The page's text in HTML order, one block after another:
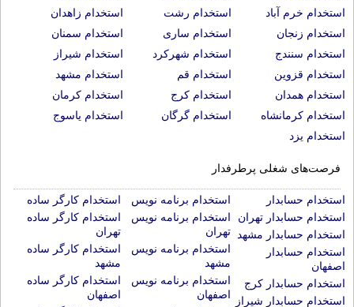
استخدام خرم آباد
استخدام رشت
استخدام زاهدان
استخدام زنجان
استخدام ساری
استخدام سمنان
استخدام سنندج
استخدام شهرکرد
استخدام شیراز
استخدام قزوین
استخدام قم
استخدام مشهد
استخدام همدان
استخدام کرج
استخدام کرمان
استخدام کرمانشاه
استخدام گرگان
استخدام یاسوج
استخدام یزد
فرصت‌های شغلی پرطرفدار
استخدام حسابدار
استخدام حسابدار تهران
استخدام حسابدار مشهد
استخدام حسابدار
اصفهان
استخدام حسابدار کرج
استخدام حسابدار شیراز
استخدام برنامه نویس
استخدام برنامه نویس
تهران
استخدام برنامه نویس
مشهد
استخدام برنامه نویس
اصفهان
استخدام کارگر ساده
استخدام کارگر ساده
تهران
استخدام کارگر ساده
مشهد
استخدام کارگر ساده
اصفهان